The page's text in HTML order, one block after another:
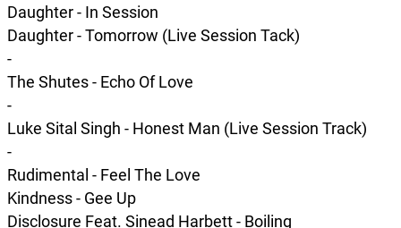
Daughter - In Session
Daughter - Tomorrow (Live Session Tack)
-
The Shutes - Echo Of Love
-
Luke Sital Singh - Honest Man (Live Session Track)
-
Rudimental - Feel The Love
Kindness - Gee Up
Disclosure Feat. Sinead Harbett - Boiling